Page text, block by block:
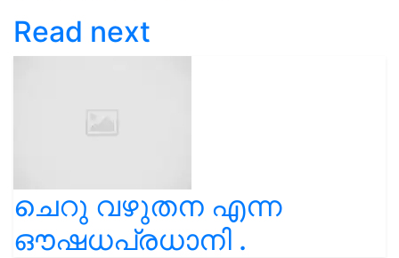
Read next
ചെറു വഴുതന എന്ന
ഔഷധപ്രധാനി .